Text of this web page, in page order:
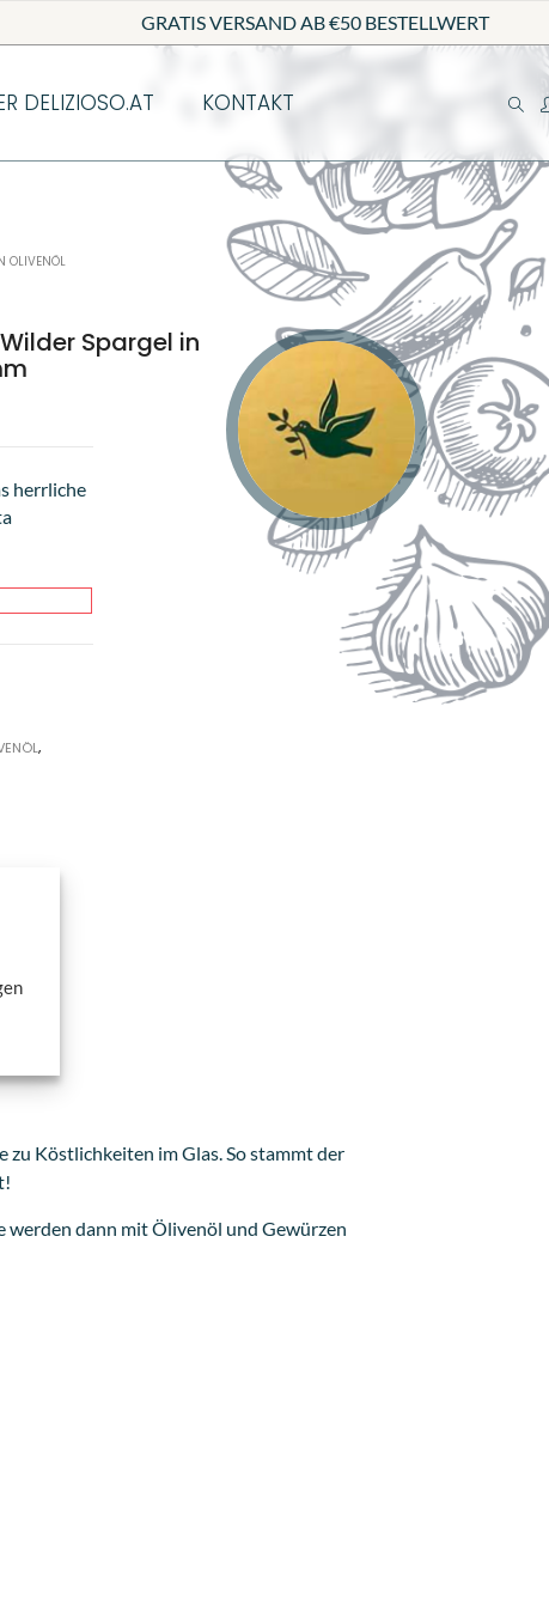
GRATIS VERSAND AB €50 BESTELLWERT
DELIZIOSO.AT KONTAKT
OLIVENÖL
Spargel in
herrliche
,
Köstlichkeiten im Glas. So stammt der
werden dann mit Ölivenöl und Gewürzen